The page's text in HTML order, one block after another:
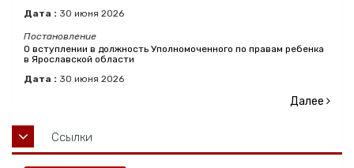
Дата : 30 июня 2026
Постановление
О вступлении в должность Уполномоченного по правам ребенка
в Ярославской области
Дата : 30 июня 2026
Далее
Ссылки